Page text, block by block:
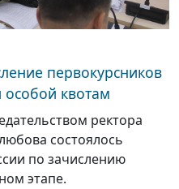
первокурсников
квотам
ректора
состоялось
по зачислению
этапе.